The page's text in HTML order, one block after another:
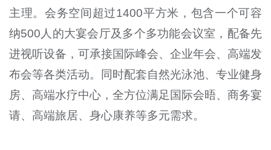
主理。会务空间超过1400平方米，包含一个可容
纳500人的大宴会厅及多个多功能会议室，配备先
进视听设备，可承接国际峰会、企业年会、高端发
布会等各类活动。同时配套自然光泳池、专业健身
房、高端水疗中心，全方位满足国际会晤、商务宴
请、高端旅居、身心康养等多元需求。